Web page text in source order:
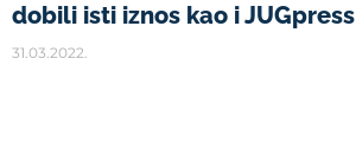
dobili isti iznos kao i JUGpress
31.03.2022.